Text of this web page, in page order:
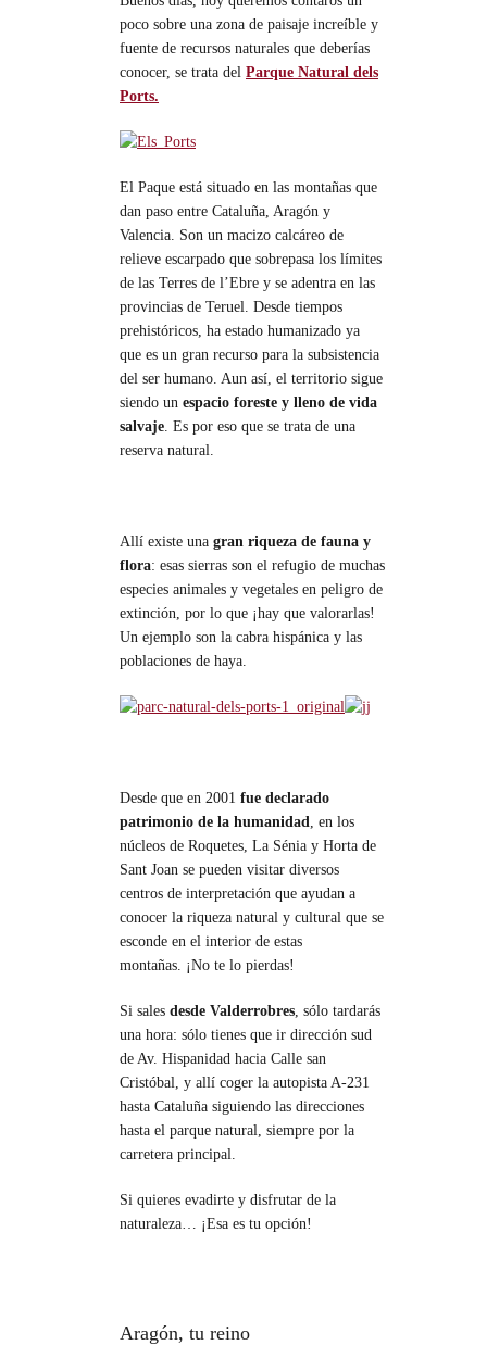
poco sobre una zona de paisaje increíble y
fuente de recursos naturales que deberías
conocer, se trata del Parque Natural dels
Ports.
El Paque está situado en las montañas que
dan paso entre Cataluña, Aragón y
Valencia. Son un macizo calcáreo de
relieve escarpado que sobrepasa los límites
de las Terres de l’Ebre y se adentra en las
provincias de Teruel. Desde tiempos
prehistóricos, ha estado humanizado ya
que es un gran recurso para la subsistencia
del ser humano. Aun así, el territorio sigue
siendo un espacio foreste y lleno de vida
salvaje. Es por eso que se trata de una
reserva natural.
Allí existe una gran riqueza de fauna y
flora: esas sierras son el refugio de muchas
especies animales y vegetales en peligro de
extinción, por lo que ¡hay que valorarlas!
Un ejemplo son la cabra hispánica y las
poblaciones de haya.
Desde que en 2001 fue declarado
patrimonio de la humanidad, en los
núcleos de Roquetes, La Sénia y Horta de
Sant Joan se pueden visitar diversos
centros de interpretación que ayudan a
conocer la riqueza natural y cultural que se
esconde en el interior de estas
montañas. ¡No te lo pierdas!
Si sales desde Valderrobres, sólo tardarás
una hora: sólo tienes que ir dirección sud
de Av. Hispanidad hacia Calle san
Cristóbal, y allí coger la autopista A-231
hasta Cataluña siguiendo las direcciones
hasta el parque natural, siempre por la
carretera principal.
Si quieres evadirte y disfrutar de la
naturaleza… ¡Esa es tu opción!
Aragón, tu reino